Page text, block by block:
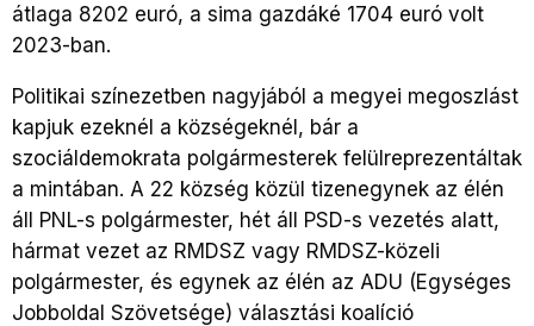
átlaga 8202 euró, a sima gazdáké 1704 euró volt
2023-ban.
Politikai színezetben nagyjából a megyei megoszlást
kapjuk ezeknél a községeknél, bár a
szociáldemokrata polgármesterek felülreprezentáltak
a mintában. A 22 község közül tizenegynek az élén
áll PNL-s polgármester, hét áll PSD-s vezetés alatt,
hármat vezet az RMDSZ vagy RMDSZ-közeli
polgármester, és egynek az élén az ADU (Egységes
Jobboldal Szövetsége) választási koalíció